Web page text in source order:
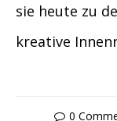
sie heute zu
kreative
0